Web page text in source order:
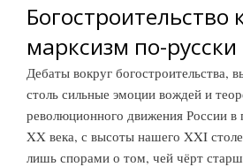
Богостроительство
марксизм по-русски
Дебаты вокруг богостроительства,
столь сильные эмоции вождей и
революционного движения России в
XX века, с высоты нашего XXI
лишь спорами о том, чей чёрт